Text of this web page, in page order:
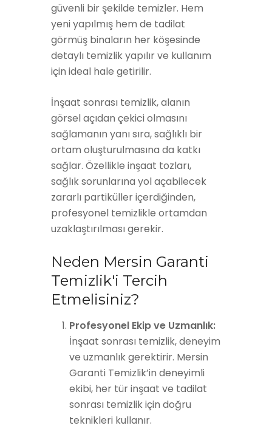
güvenli bir şekilde temizler. Hem
yeni yapılmış hem de tadilat
görmüş binaların her köşesinde
detaylı temizlik yapılır ve kullanım
için ideal hale getirilir.
İnşaat sonrası temizlik, alanın
görsel açıdan çekici olmasını
sağlamanın yanı sıra, sağlıklı bir
ortam oluşturulmasına da katkı
sağlar. Özellikle inşaat tozları,
sağlık sorunlarına yol açabilecek
zararlı partiküller içerdiğinden,
profesyonel temizlikle ortamdan
uzaklaştırılması gerekir.
Neden Mersin Garanti
Temizlik'i Tercih
Etmelisiniz?
Profesyonel Ekip ve Uzmanlık:
İnşaat sonrası temizlik, deneyim
ve uzmanlık gerektirir. Mersin
Garanti Temizlik’in deneyimli
ekibi, her tür inşaat ve tadilat
sonrası temizlik için doğru
teknikleri kullanır.